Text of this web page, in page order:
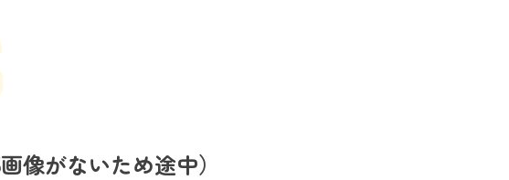
がないため途中）